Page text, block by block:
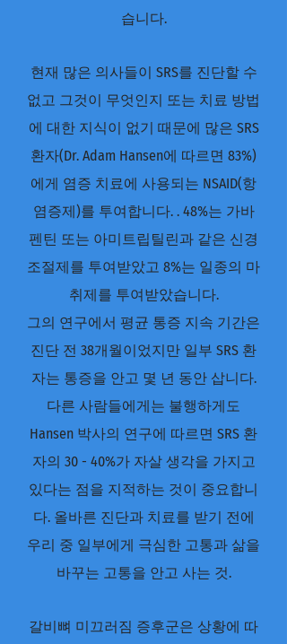
습니다.
현재 많은 의사들이 SRS를 진단할 수
없고 그것이 무엇인지 또는 치료 방법
에 대한 지식이 없기 때문에 많은 SRS
환자(Dr. Adam Hansen에 따르면 83%)
에게 염증 치료에 사용되는 NSAID(항
염증제)를 투여합니다. . 48%는 가바
펜틴 또는 아미트립틸린과 같은 신경
조절제를 투여받았고 8%는 일종의 마
취제를 투여받았습니다.
그의 연구에서 평균 통증 지속 기간은
진단 전 38개월이었지만 일부 SRS 환
자는 통증을 안고 몇 년 동안 삽니다.
다른 사람들에게는 불행하게도
Hansen 박사의 연구에 따르면 SRS 환
자의 30 - 40%가 자살 생각을 가지고
있다는 점을 지적하는 것이 중요합니
다. 올바른 진단과 치료를 받기 전에
우리 중 일부에게 극심한 고통과 삶을
바꾸는 고통을 안고 사는 것.
갈비뼈 미끄러짐 증후군은 상황에 따